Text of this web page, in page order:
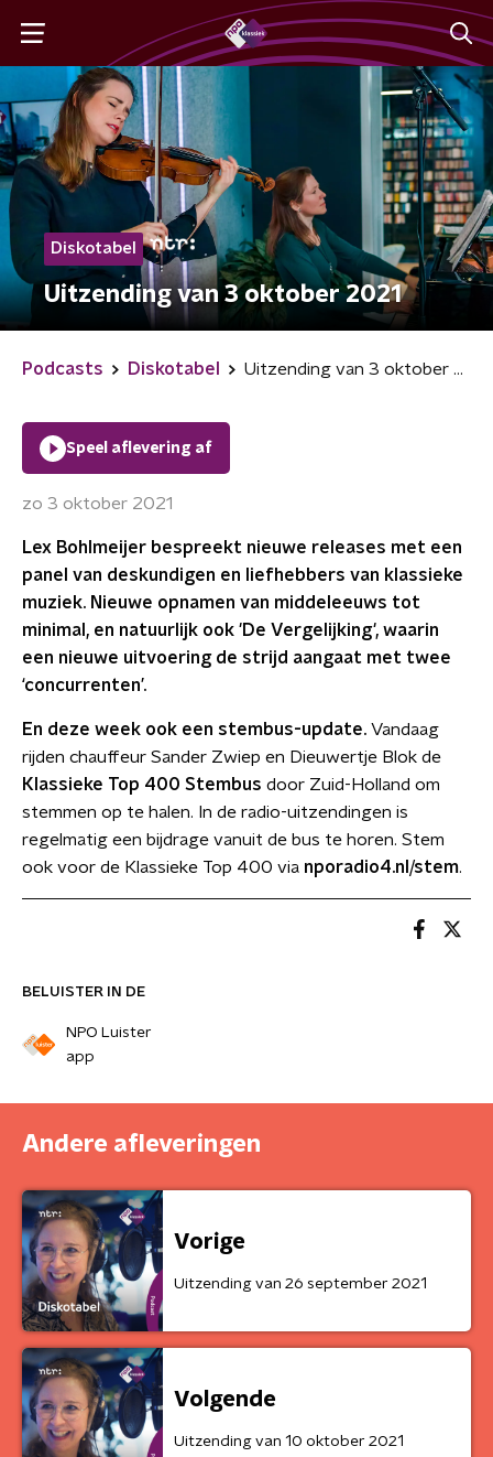
Diskotabel
Uitzending van 3 oktober 2021
Podcasts Diskotabel Uitzending van 3 oktober 2021
BELUISTER IN DE
NPO Luister
app
Speel aflevering af
zo 3 oktober 2021
Lex Bohlmeijer bespreekt nieuwe releases met een
panel van deskundigen en liefhebbers van klassieke
muziek. Nieuwe opnamen van middeleeuws tot
minimal, en natuurlijk ook 'De Vergelijking', waarin
een nieuwe uitvoering de strijd aangaat met twee
‘concurrenten’.
En deze week ook een stembus-update. Vandaag
rijden chauffeur Sander Zwiep en Dieuwertje Blok de
Klassieke Top 400 Stembus door Zuid-Holland om
stemmen op te halen. In de radio-uitzendingen is
regelmatig een bijdrage vanuit de bus te horen. Stem
ook voor de Klassieke Top 400 via nporadio4.nl/stem.
Andere afleveringen
Vorige
Uitzending van 26 september 2021
Volgende
Uitzending van 10 oktober 2021